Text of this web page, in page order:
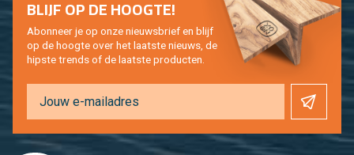
BLIJF OP DE HOOG­TE!
Abon­neer je op onze nieuws­brief en blijf
op de hoog­te over het laat­ste nieuws, de
hip­s­te trends of de laat­ste pro­duc­ten.